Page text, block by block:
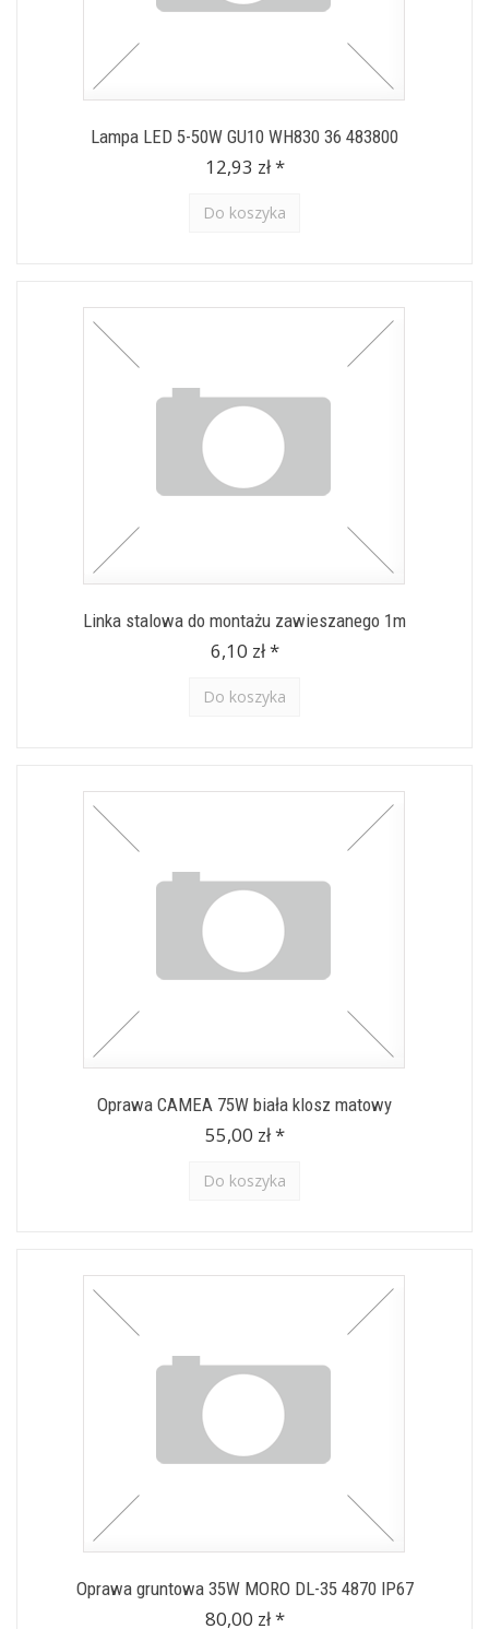
Lampa LED 5-50W GU10 WH830 36 483800
12,93 zł *
Do koszyka
Linka stalowa do montażu zawieszanego 1m
6,10 zł *
Do koszyka
Oprawa CAMEA 75W biała klosz matowy
55,00 zł *
Do koszyka
Oprawa gruntowa 35W MORO DL-35 4870 IP67
80,00 zł *